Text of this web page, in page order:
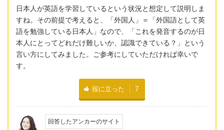
日本人が英語を学習しているという状況と想定して説明しま
すね。その前提で考えると、「外国人」＝「外国語として英
語を勉強している日本人」なので、「これを発音するのが日
本人にとってどれだけ難しいか、認識できている？」という
言い方にしてみました。ご参考にしていただければ幸いで
す。
役に立った 7
回答したアンカーのサイト